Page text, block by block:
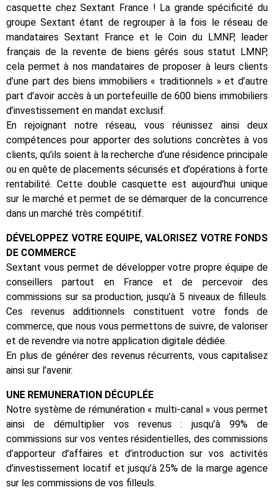
casquette chez Sextant France ! La grande spécificité du
groupe Sextant étant de regrouper à la fois le réseau de
mandataires Sextant France et le Coin du LMNP, leader
français de la revente de biens gérés sous statut LMNP,
cela permet à nos mandataires de proposer à leurs clients
d’une part des biens immobiliers « traditionnels » et d’autre
part d’avoir accès à un portefeuille de 600 biens immobiliers
d’investissement en mandat exclusif.
En rejoignant notre réseau, vous réunissez ainsi deux
compétences pour apporter des solutions concrètes à vos
clients, qu’ils soient à la recherche d’une résidence principale
ou en quête de placements sécurisés et d’opérations à forte
rentabilité. Cette double casquette est aujourd’hui unique
sur le marché et permet de se démarquer de la concurrence
dans un marché très compétitif.
DÉVELOPPEZ VOTRE EQUIPE, VALORISEZ VOTRE FONDS
DE COMMERCE
Sextant vous permet de développer votre propre équipe de
conseillers partout en France et de percevoir des
commissions sur sa production, jusqu’à 5 niveaux de filleuls.
Ces revenus additionnels constituent votre fonds de
commerce, que nous vous permettons de suivre, de valoriser
et de revendre via notre application digitale dédiée.
En plus de générer des revenus récurrents, vous capitalisez
ainsi sur l’avenir.
UNE REMUNERATION DÉCUPLÉE
Notre système de rémunération « multi-canal » vous permet
ainsi de démultiplier vos revenus : jusqu’à 99% de
commissions sur vos ventes résidentielles, des commissions
d’apporteur d’affaires et d’introduction sur vos activités
d’investissement locatif et jusqu’à 25% de la marge agence
sur les commissions de vos filleuls.